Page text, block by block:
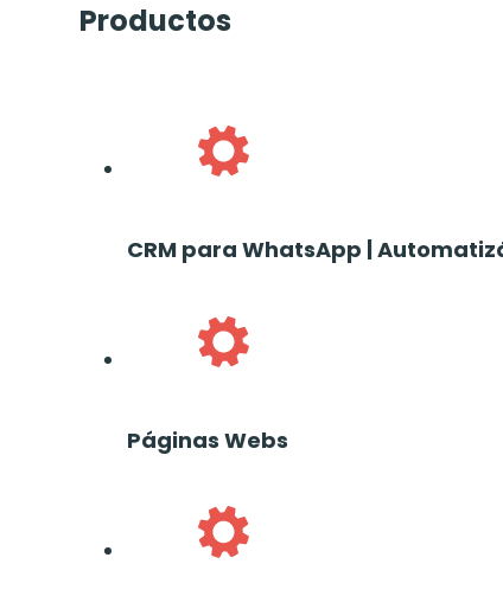
Productos
CRM para WhatsApp |
Páginas Webs